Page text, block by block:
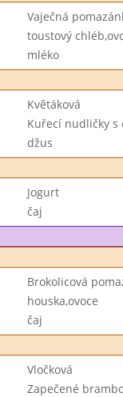
Vaječná
toustový
mléko
Květáková
Kuřecí nudličky s
džus
Jogurt
čaj
Brokolicová
houska,ovoce
čaj
Vločková
Zapečené